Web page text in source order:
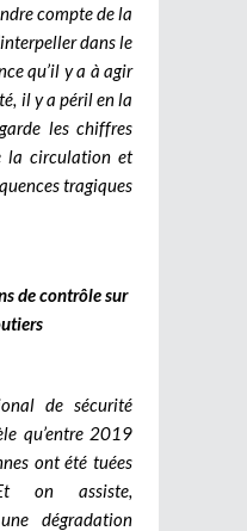
compte de la
dans le
qu’il y a à agir
il y a péril en la
les chiffres
la circulation et
tragiques
de contrôle sur
de sécurité
qu’entre 2019
ont été tuées
on assiste,
dégradation